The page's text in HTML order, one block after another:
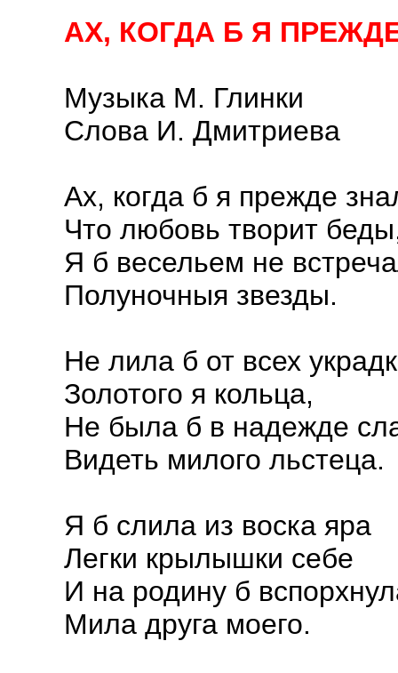
АХ, КОГДА Б Я
Музыка М. Глинки
Слова И. Дмитриева
Ах, когда б я прежде
Что любовь творит
Я б весельем не
Полуночныя звезды.
Не лила б от всех
Золотого я кольца,
Не была б в надежде
Видеть милого льстеца.
Я б слила из воска яра
Легки крылышки себе
И на родину б
Мила друга моего.